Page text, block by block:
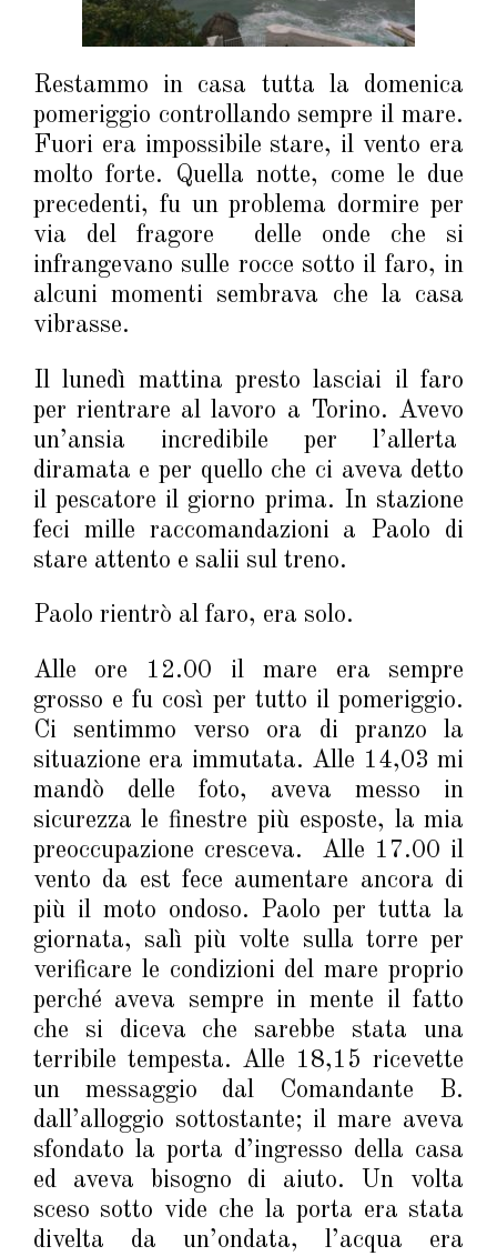
Restammo in casa tutta la domenica
pomeriggio controllando sempre il mare.
Fuori era impossibile stare, il vento era
molto forte. Quella notte, come le due
precedenti, fu un problema dormire per
via del fragore delle onde che si
infrangevano sulle rocce sotto il faro, in
alcuni momenti sembrava che la casa
vibrasse.
Il lunedì mattina presto lasciai il faro
per rientrare al lavoro a Torino. Avevo
un’ansia incredibile per l’allerta
diramata e per quello che ci aveva detto
il pescatore il giorno prima. In stazione
feci mille raccomandazioni a Paolo di
stare attento e salii sul treno.
Paolo rientrò al faro, era solo.
Alle ore 12.00 il mare era sempre
grosso e fu così per tutto il pomeriggio.
Ci sentimmo verso ora di pranzo la
situazione era immutata. Alle 14,03 mi
mandò delle foto, aveva messo in
sicurezza le finestre più esposte, la mia
preoccupazione cresceva. Alle 17.00 il
vento da est fece aumentare ancora di
più il moto ondoso. Paolo per tutta la
giornata, salì più volte sulla torre per
verificare le condizioni del mare proprio
perché aveva sempre in mente il fatto
che si diceva che sarebbe stata una
terribile tempesta. Alle 18,15 ricevette
un messaggio dal Comandante B.
dall’alloggio sottostante; il mare aveva
sfondato la porta d’ingresso della casa
ed aveva bisogno di aiuto. Un volta
sceso sotto vide che la porta era stata
divelta da un’ondata, l’acqua era